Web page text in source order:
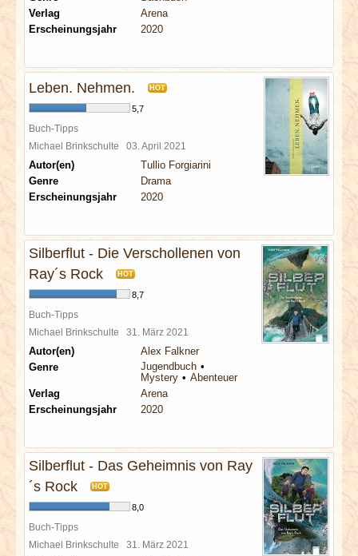
Verlag
Arena
Erscheinungsjahr
2020
Leben. Nehmen. HOT
5,7
Buch-Tipps
Michael Brinkschulte 03. April 2021
Autor(en)
Tullio Forgiarini
Genre
Drama
Erscheinungsjahr
2020
Silberflut - Die Verschollenen von
Ray´s Rock
HOT
8,7
Buch-Tipps
Michael Brinkschulte 31. März 2021
Autor(en)
Alex Falkner
Genre
Jugendbuch
Mystery
Abenteuer
Verlag
Arena
Erscheinungsjahr
2020
Silberflut - Das Geheimnis von Ray
´s Rock
HOT
8,0
Buch-Tipps
Michael Brinkschulte 31. März 2021